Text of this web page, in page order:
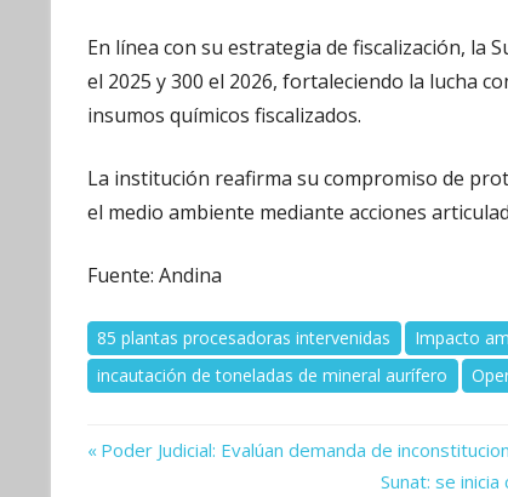
En línea con su estrategia de fiscalización, la
el 2025 y 300 el 2026, fortaleciendo la lucha
insumos químicos fiscalizados.
La institución reafirma su compromiso de
el medio ambiente mediante acciones
Fuente: Andina
85 plantas procesadoras intervenidas
Impacto
incautación de toneladas de mineral aurífero
Navegación
Previous
Poder Judicial: Evalúan demanda de
Next
Sunat: se